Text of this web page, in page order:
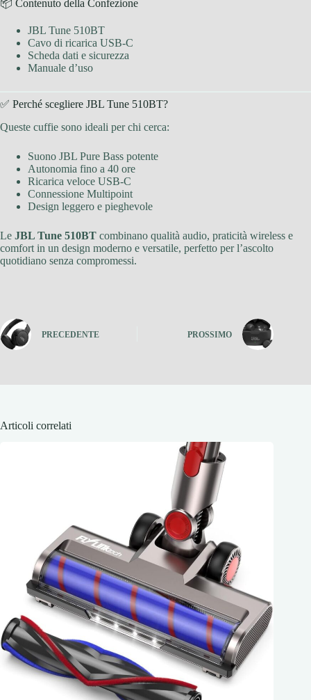
📦 Contenuto della Confezione
JBL Tune 510BT
Cavo di ricarica USB-C
Scheda dati e sicurezza
Manuale d’uso
✅ Perché scegliere JBL Tune 510BT?
Queste cuffie sono ideali per chi cerca:
Suono JBL Pure Bass potente
Autonomia fino a 40 ore
Ricarica veloce USB-C
Connessione Multipoint
Design leggero e pieghevole
Le JBL Tune 510BT combinano qualità audio, praticità wireless e
comfort in un design moderno e versatile, perfetto per l’ascolto
quotidiano senza compromessi.
PRECEDENTE PROSSIMO
Articoli correlati